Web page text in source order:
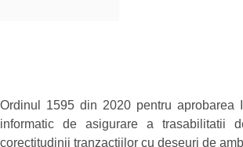
Ordinul 1595 din 2020 pentru aprobarea
informatic de asigurare a trasabilitatii
corectitudinii tranzactiilor cu deseuri de